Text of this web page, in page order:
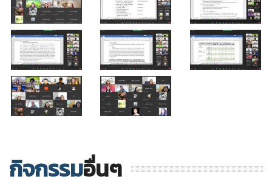
กิจกรรมอื่นๆ